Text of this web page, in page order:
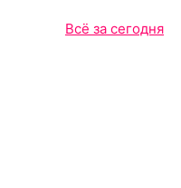
Всё за сегодня